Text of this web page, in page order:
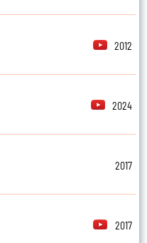
2012
2024
2017
2017